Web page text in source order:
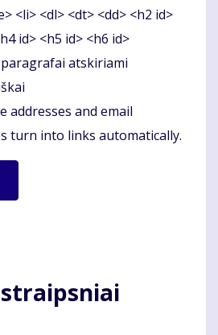
<li> <dl> <dt> <dd> <h2 id>
id> <h5 id> <h6 id>
atskiriami
addresses and email
turn into links automatically.